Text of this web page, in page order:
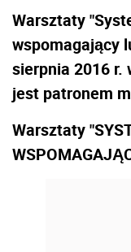
Warsztaty
wspomagający
sierpnia 2016 r.
jest patronem
Warsztaty